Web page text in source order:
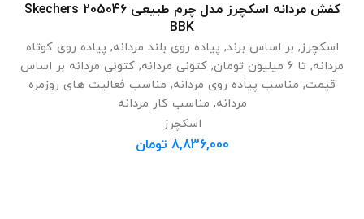
انتخاب گزینه ها
کفش مردانه اسکچرز مدل چرم طبیعی Skechers 205046
BBK
اسکچرز, بر اساس برند, پیاده روی بلند مردانه, پیاده روی کوتاه
مردانه, تا 6 میلیون تومان , کتونی مردانه, کتونی مردانه بر اساس
قیمت, مناسب پیاده روی مردانه, مناسب فعالیت های روزمره
مردانه, مناسب کار مردانه
اسکچرز
8,836,000 تومان